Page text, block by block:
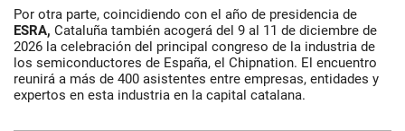
Por otra parte, coincidiendo con el año de presidencia de
ESRA, Cataluña también acogerá del 9 al 11 de diciembre de
2026 la celebración del principal congreso de la industria de
los semiconductores de España, el Chipnation. El encuentro
reunirá a más de 400 asistentes entre empresas, entidades y
expertos en esta industria en la capital catalana.